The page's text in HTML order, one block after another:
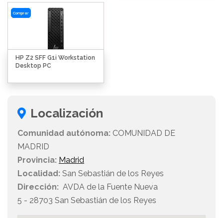
Comprar
HP Z2 SFF G1i Workstation
Desktop PC
Localización
Comunidad autónoma: COMUNIDAD DE
MADRID
Provincia: Madrid
Localidad: San Sebastián de los Reyes
Dirección: AVDA de la Fuente Nueva
5 - 28703 San Sebastián de los Reyes